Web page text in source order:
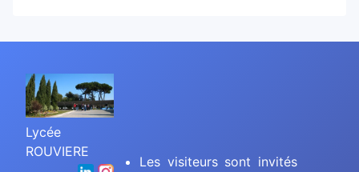
Lycée
ROUVIERE
Les visiteurs sont invités